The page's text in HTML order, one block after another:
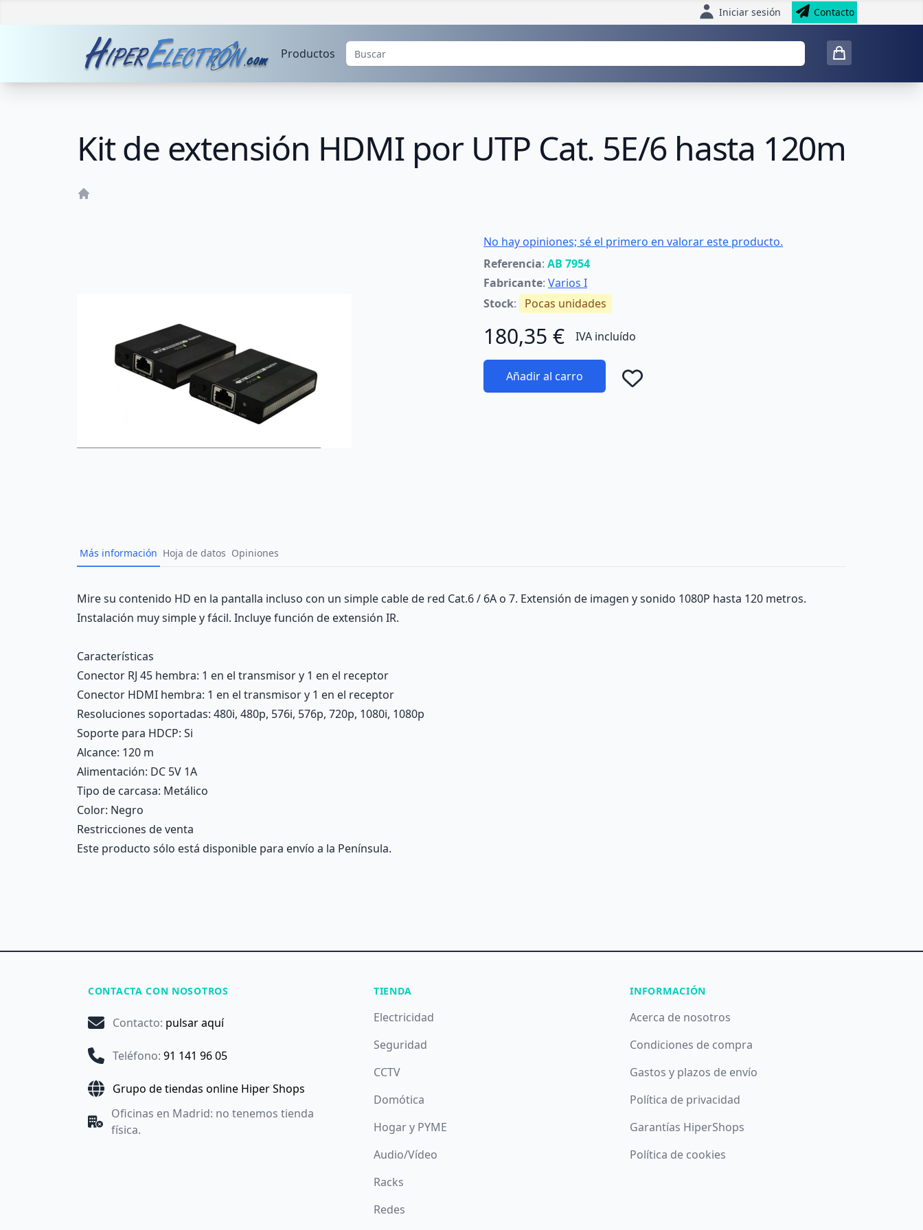
Iniciar sesión Contacto
Productos
Kit de extensión HDMI por UTP Cat. 5E/6 hasta 120m
No hay opiniones; sé el primero en valorar este producto.
Referencia: AB 7954
Fabricante: Varios I
Stock: Pocas unidades
180,35 € IVA incluído
Añadir al carro
Más información Hoja de datos Opiniones
Description
Mire su contenido HD en la pantalla incluso con un simple cable de red Cat.6 / 6A o 7. Extensión de imagen y sonido 1080P hasta 120 metros.
Instalación muy simple y fácil. Incluye función de extensión IR.
Características
Conector RJ 45 hembra: 1 en el transmisor y 1 en el receptor
Conector HDMI hembra: 1 en el transmisor y 1 en el receptor
Resoluciones soportadas: 480i, 480p, 576i, 576p, 720p, 1080i, 1080p
Soporte para HDCP: Si
Alcance: 120 m
Alimentación: DC 5V 1A
Tipo de carcasa: Metálico
Color: Negro
Restricciones de venta
Este producto sólo está disponible para envío a la Península.
CONTACTA CON NOSOTROS
Contacto: pulsar aquí
Teléfono: 91 141 96 05
Grupo de tiendas online Hiper Shops
Oficinas en Madrid: no tenemos tienda
física.
TIENDA
Electricidad
Seguridad
CCTV
Domótica
Hogar y PYME
Audio/Vídeo
Racks
Redes
INFORMACIÓN
Acerca de nosotros
Condiciones de compra
Gastos y plazos de envío
Política de privacidad
Garantías HiperShops
Política de cookies